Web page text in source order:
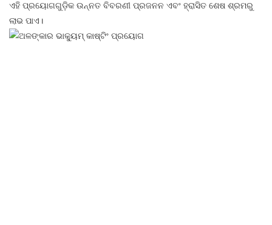
ଏହି ପ୍ରୟୋଗଗୁଡ଼ିକ ଉନ୍ନତ ବିବରଣୀ ପ୍ରଜନନ ଏବଂ ହ୍ରାସିତ ଶେଷ ଶ୍ରମରୁ
ଲାଭ ପାଏ।